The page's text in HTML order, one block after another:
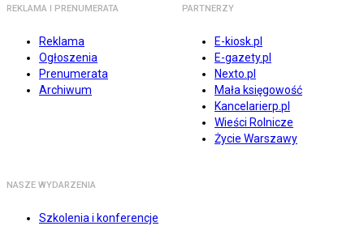
REKLAMA I PRENUMERATA
Reklama
Ogłoszenia
Prenumerata
Archiwum
PARTNERZY
E-kiosk.pl
E-gazety.pl
Nexto.pl
Mała księgowość
Kancelarierp.pl
Wieści Rolnicze
Życie Warszawy
NASZE WYDARZENIA
Szkolenia i konferencje